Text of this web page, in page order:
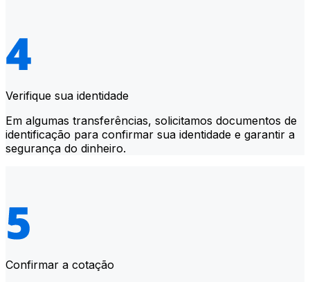
Verifique sua identidade
Em algumas transferências, solicitamos documentos de
identificação para confirmar sua identidade e garantir a
segurança do dinheiro.
Confirmar a cotação